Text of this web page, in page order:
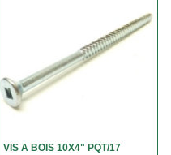
VIS A BOIS 10X4" PQT/17